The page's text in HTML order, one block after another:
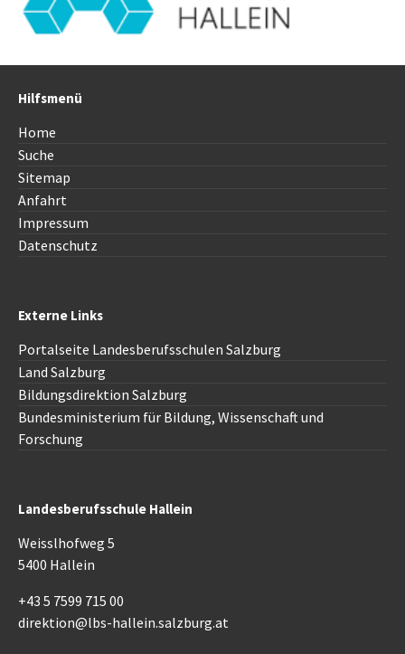
Hilfsmenü
Home
Suche
Sitemap
Anfahrt
Impressum
Datenschutz
Externe Links
Portalseite Landesberufsschulen Salzburg
Land Salzburg
Bildungsdirektion Salzburg
Bundesministerium für Bildung, Wissenschaft und
Forschung
Landesberufsschule Hallein
Weisslhofweg 5
5400 Hallein
+43 5 7599 715 00
direktion@lbs-hallein.salzburg.at